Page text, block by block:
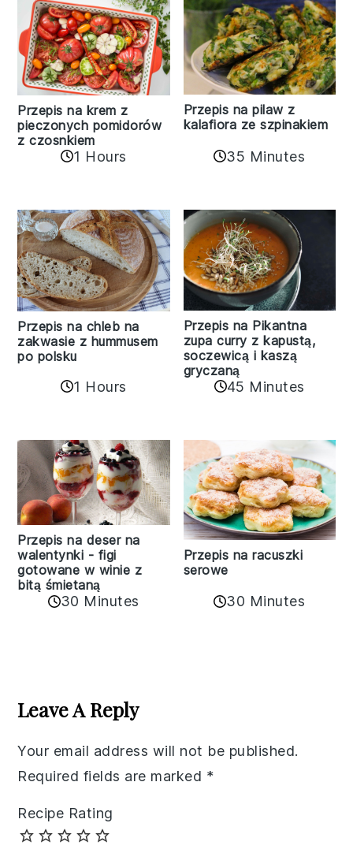
Przepis na krem z
pieczonych pomidorów
z czosnkiem
1 Hours
Przepis na pilaw z
kalafiora ze szpinakiem
35 Minutes
Przepis na chleb na
zakwasie z hummusem
po polsku
1 Hours
Przepis na Pikantna
zupa curry z kapustą,
soczewicą i kaszą
gryczaną
45 Minutes
Przepis na deser na
walentynki - figi
gotowane w winie z
bitą śmietaną
30 Minutes
Przepis na racuszki
serowe
30 Minutes
Interactions
Leave A Reply
Your email address will not be published.
Required fields are marked *
Recipe Rating